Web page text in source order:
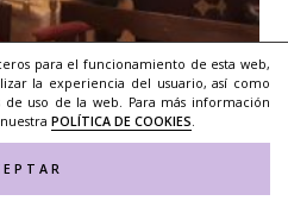
para el funcionamiento de esta web,
la experiencia del usuario, así como
de uso de la web. Para más información
POLÍTICA DE COOKIES.